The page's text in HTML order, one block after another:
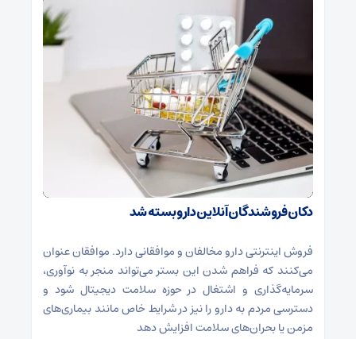
دکان فروشندگان آنلاین دارو بسته شد
فروش اینترنتی دارو مخالفان و موافقانی دارد. موافقان عنوان
می‌کنند که فراهم شدن این بستر می‌تواند منجر به نوآوری،
سرمایه‌گذاری و اشتغال در حوزه سلامت دیجیتال شود و
دسترسی مردم به دارو را نیز در شرایط خاص مانند بیماری‌های
مزمن یا بحران‌های سلامت افزایش دهد